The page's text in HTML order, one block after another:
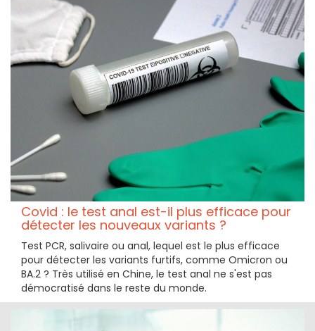
Covid : le test anal est-il plus efficace pour
détecter les nouveaux variants ?
Test PCR, salivaire ou anal, lequel est le plus efficace
pour détecter les variants furtifs, comme Omicron ou
BA.2 ? Très utilisé en Chine, le test anal ne s'est pas
démocratisé dans le reste du monde.